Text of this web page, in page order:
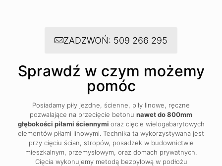
ZADZWOŃ: 509 266 295
Sprawdź w czym możemy
pomóc
Posiadamy piły jezdne, ścienne, piły linowe, ręczne
pozwalające na przecięcie betonu nawet do 800mm
głębokości piłami ściennymi oraz cięcie wielogabarytowych
elementów piłami linowymi. Technika ta wykorzystywana jest
przy cięciu ścian, stropów, posadzek w budownictwie
mieszkalnym, przemysłowym, oraz domach prywatnych.
Cięcia wykonujemy metodą bezpyłową w podłożu